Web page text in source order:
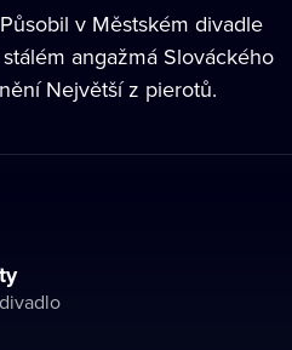
v Městském divadle
angažmá Slováckého
Největší z pierotů.